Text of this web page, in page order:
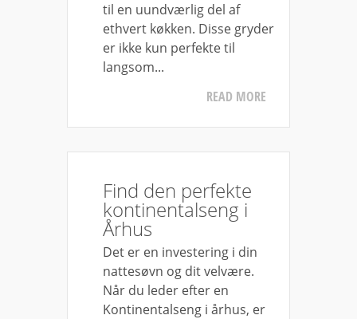
til en uundværlig del af
ethvert køkken. Disse gryder
er ikke kun perfekte til
langsom...
READ MORE
Find den perfekte
kontinentalseng i
Århus
Det er en investering i din
nattesøvn og dit velvære.
Når du leder efter en
Kontinentalseng i århus, er